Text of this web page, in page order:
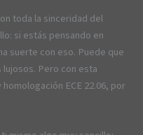
toda la sinceridad del
si estás pensando en
suerte con eso. Puede que
lujosos. Pero con esta
ECE 22.06, por